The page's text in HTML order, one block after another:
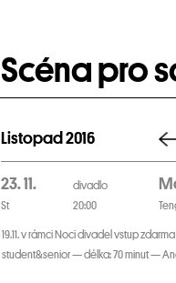
Scéna pro
Listopad 2016
23. 11.
St
divadlo
20:00
19.11. v rámci Noci divadel vstup zdarma
student&senior — délka: 70 minut —